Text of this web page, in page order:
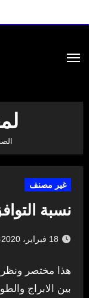
غير مصنف
نسبة
18 فبراير، 2020
هذا مختصر
بين الابراج